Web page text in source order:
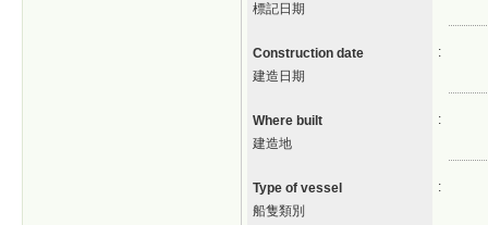
標記日期
Construction date
建造日期
:
Where built
建造地
:
Type of vessel
船隻類別
: